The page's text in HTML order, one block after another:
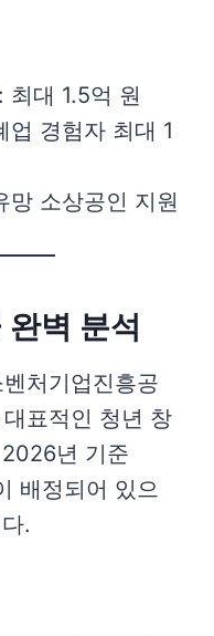
최대 1.5억 원
업 경험자 최대 1
망 소상공인 지원
벽 분석
처기업진흥공
표적인 청년 창
년 기준
배정되어 있으
.